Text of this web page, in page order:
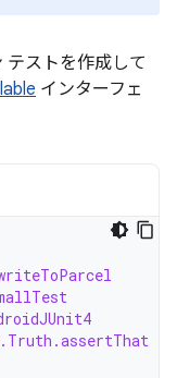
ストを作成して
インターフェ